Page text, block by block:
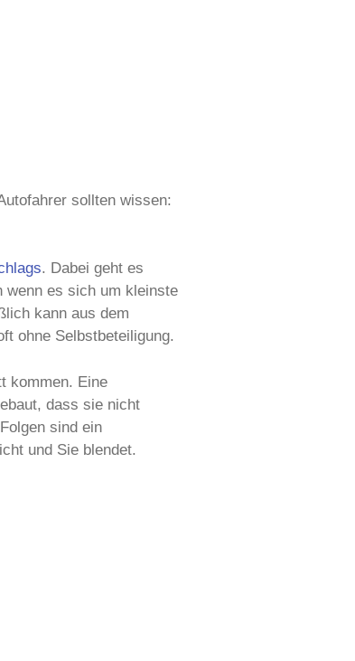
sollten wissen:
. Dabei geht es
wenn es sich um kleinste
kann aus dem
ohne Selbstbeteiligung.
kommen. Eine
dass sie nicht
sind ein
und Sie blendet.